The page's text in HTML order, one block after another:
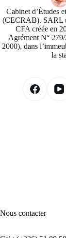
Cabinet d’Études
(CECRAB). SARL
CFA créée en
Agrément N°
2000), dans
la
Nous contacter